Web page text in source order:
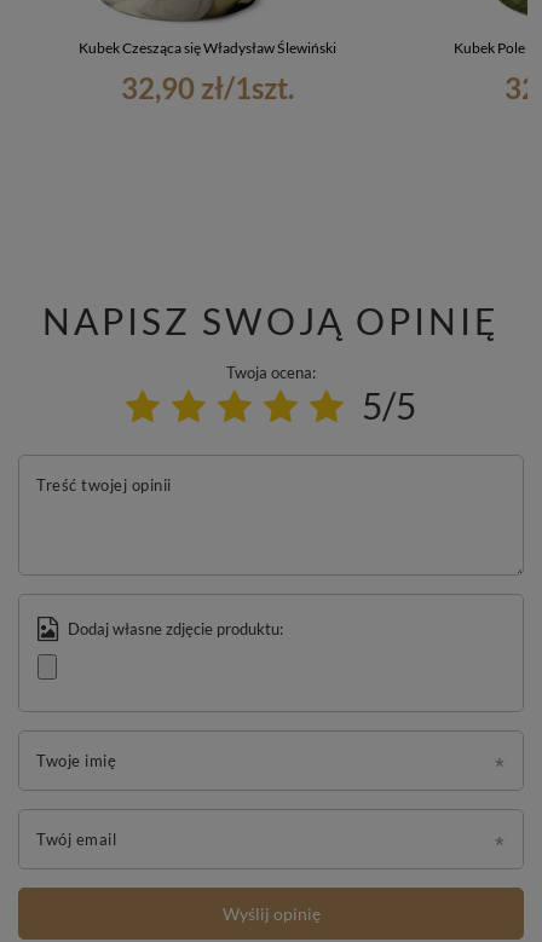
Kubek Czesząca się Władysław Ślewiński
32,90 zł/1szt.
Kubek Pole
NAPISZ SWOJĄ OPINIĘ
Twoja ocena:
5/5
Treść twojej opinii
Dodaj własne zdjęcie produktu:
Twoje imię
Twój email
Wyślij opinię